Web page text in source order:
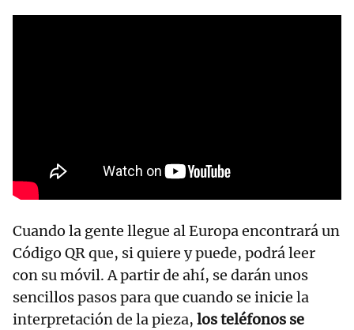
Cuando la gente llegue al Europa encontrará un
Código QR que, si quiere y puede, podrá leer
con su móvil. A partir de ahí, se darán unos
sencillos pasos para que cuando se inicie la
interpretación de la pieza, los teléfonos se